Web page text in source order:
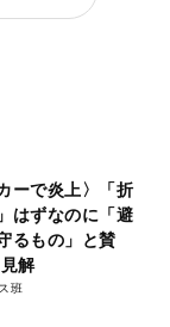
ーで炎上〉「折
はずなのに「避
るもの」と賛
解
班